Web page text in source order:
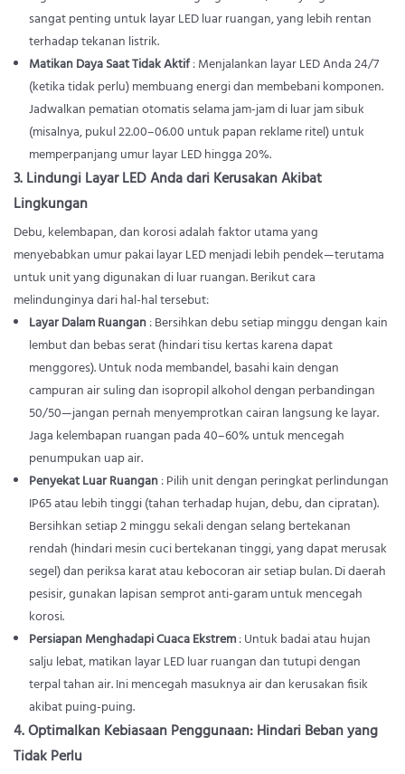
sangat penting untuk layar LED luar ruangan, yang lebih rentan
terhadap tekanan listrik.
Matikan Daya Saat Tidak Aktif: Menjalankan layar LED Anda 24/7
(ketika tidak perlu) membuang energi dan membebani komponen.
Jadwalkan pematian otomatis selama jam-jam di luar jam sibuk
(misalnya, pukul 22.00–06.00 untuk papan reklame ritel) untuk
memperpanjang umur layar LED hingga 20%.
3. Lindungi Layar LED Anda dari Kerusakan Akibat
Lingkungan
Debu, kelembapan, dan korosi adalah faktor utama yang
menyebabkan umur pakai layar LED menjadi lebih pendek—terutama
untuk unit yang digunakan di luar ruangan. Berikut cara
melindunginya dari hal-hal tersebut:
Layar Dalam Ruangan: Bersihkan debu setiap minggu dengan kain
lembut dan bebas serat (hindari tisu kertas karena dapat
menggores). Untuk noda membandel, basahi kain dengan
campuran air suling dan isopropil alkohol dengan perbandingan
50/50—jangan pernah menyemprotkan cairan langsung ke layar.
Jaga kelembapan ruangan pada 40–60% untuk mencegah
penumpukan uap air.
Penyekat Luar Ruangan: Pilih unit dengan peringkat perlindungan
IP65 atau lebih tinggi (tahan terhadap hujan, debu, dan cipratan).
Bersihkan setiap 2 minggu sekali dengan selang bertekanan
rendah (hindari mesin cuci bertekanan tinggi, yang dapat merusak
segel) dan periksa karat atau kebocoran air setiap bulan. Di daerah
pesisir, gunakan lapisan semprot anti-garam untuk mencegah
korosi.
Persiapan Menghadapi Cuaca Ekstrem: Untuk badai atau hujan
salju lebat, matikan layar LED luar ruangan dan tutupi dengan
terpal tahan air. Ini mencegah masuknya air dan kerusakan fisik
akibat puing-puing.
4. Optimalkan Kebiasaan Penggunaan: Hindari Beban yang
Tidak Perlu